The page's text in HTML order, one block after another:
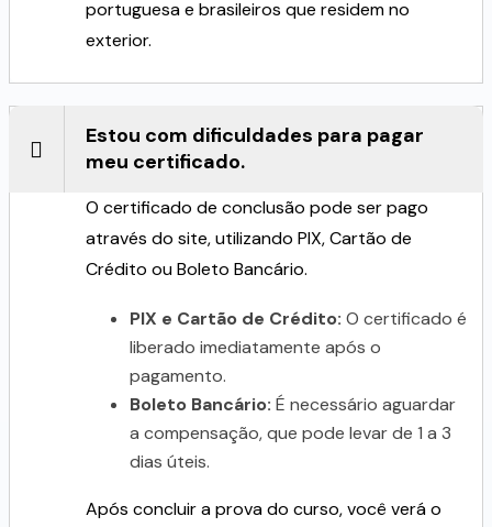
portuguesa e brasileiros que residem no
exterior.
Estou com dificuldades para pagar
meu certificado.
O certificado de conclusão pode ser pago
através do site, utilizando PIX, Cartão de
Crédito ou Boleto Bancário.
PIX e Cartão de Crédito: O certificado é
liberado imediatamente após o
pagamento.
Boleto Bancário: É necessário aguardar
a compensação, que pode levar de 1 a 3
dias úteis.
Após concluir a prova do curso, você verá o